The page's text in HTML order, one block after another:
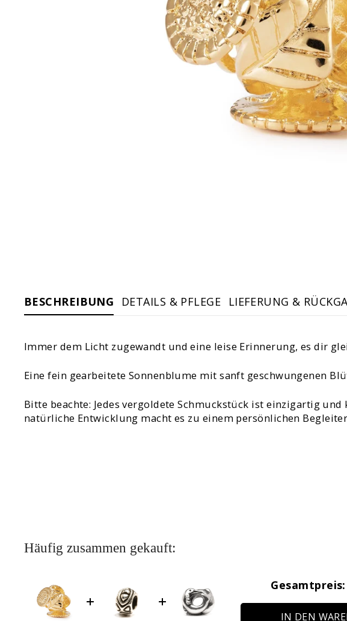
BESCHREIBUNG DETAILS & PFLEGE LIEFERUNG &
Immer dem Licht zugewandt und eine leise Erinnerung, es dir
Eine fein gearbeitete Sonnenblume mit sanft geschwungenen
Bitte beachte: Jedes vergoldete Schmuckstück ist einzigartig
natürliche Entwicklung macht es zu einem persönlichen
Häufig zusammen gekauft:
Gesamtpreis:
IN DEN